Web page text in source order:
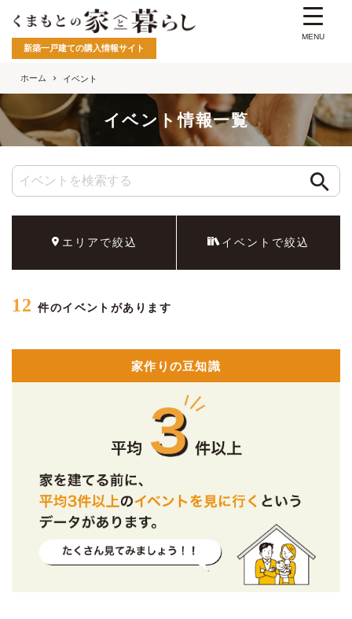
新築一戸建ての購入情報サイト
ホーム イベント
イベント情報一覧
エリアで絞込 イベントで絞込
12 件のイベントがあります
家作りの豆知識
MENU